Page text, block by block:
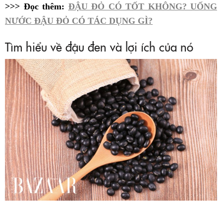
>>> Đọc thêm: ĐẬU ĐỎ CÓ TỐT KHÔNG? UỐNG
NƯỚC ĐẬU ĐỎ CÓ TÁC DỤNG GÌ?
Tìm hiểu về đậu đen và lợi ích của nó